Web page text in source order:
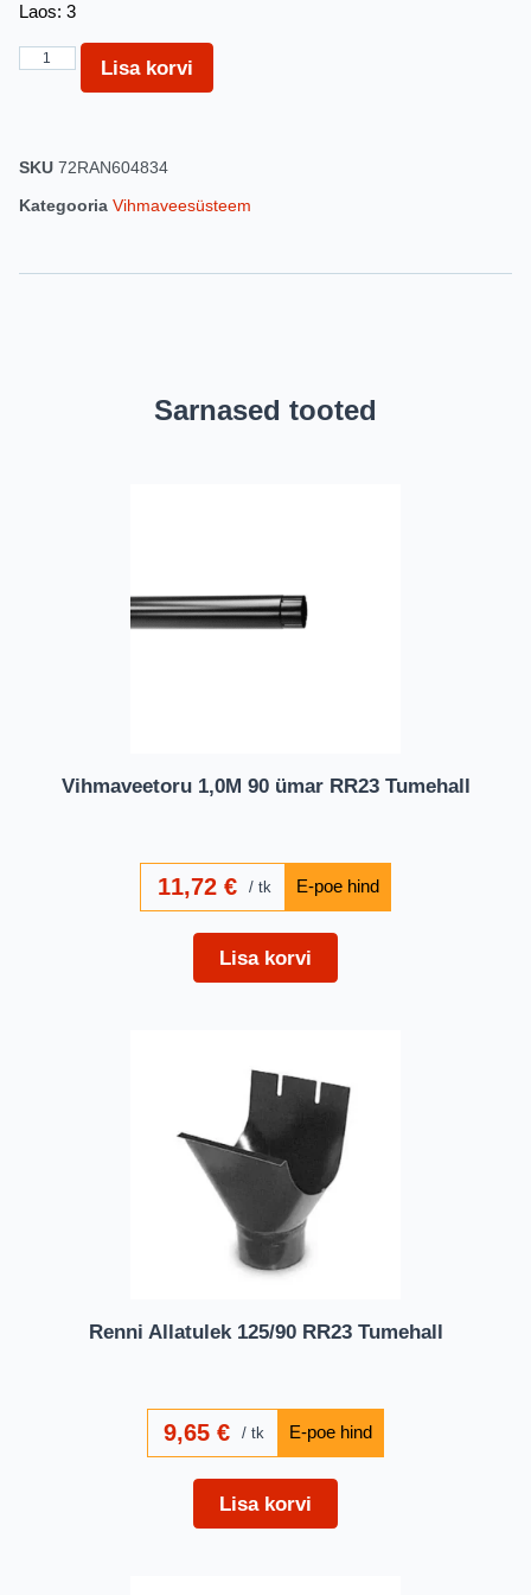
Laos: 3
Lisa korvi
SKU 72RAN604834
Kategooria Vihmaveesüsteem
Sarnased tooted
Vihmaveetoru 1,0M 90 ümar RR23 Tumehall
11,72 € tk
Lisa korvi
Renni Allatulek 125/90 RR23 Tumehall
9,65€ tk
Lisa korvi